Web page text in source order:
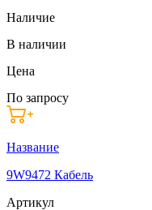
Наличие
В наличии
Цена
По запросу
Название
9W9472 Кабель
Артикул